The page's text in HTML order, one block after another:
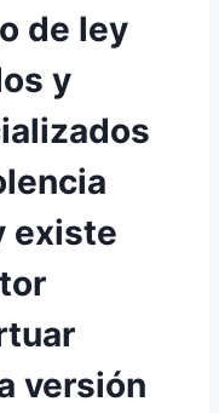
de ley
y
existe
versión